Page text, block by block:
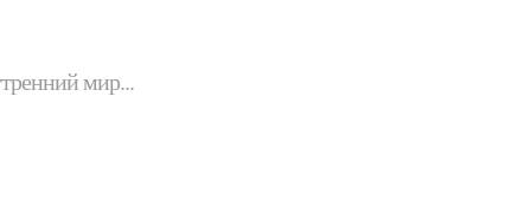
мир...